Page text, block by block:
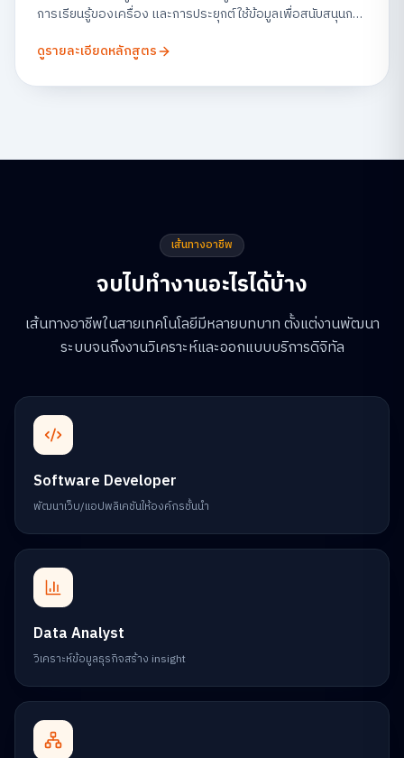
การเรียนรู้ของเครื่อง และการประยุกต์ใช้ข้อมูลเพื่อสนับสนุนการ
นวัตกรรมข้อมูลอย่างมีจริยธรรม
ดูรายละเอียดหลักสูตร
เส้นทางอาชีพ
จบไปทำงานอะไรได้บ้าง
เส้นทางอาชีพในสายเทคโนโลยีมีหลายบทบาท ตั้งแต่งานพัฒนา
ระบบจนถึงงานวิเคราะห์และออกแบบบริการดิจิทัล
Software Developer
พัฒนาเว็บ/แอปพลิเคชันให้องค์กรชั้นนำ
Data Analyst
วิเคราะห์ข้อมูลธุรกิจสร้าง insight